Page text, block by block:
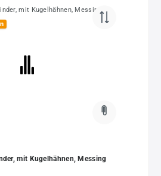
mit Kugelhähnen, Messing